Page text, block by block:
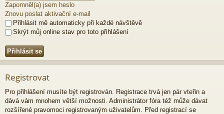
Zapomněl(a) jsem heslo
Znovu poslat aktivační e-mail
Přihlásit mě automaticky při každé návštěvě
Skrýt můj online stav pro toto přihlášení
Registrovat
Pro přihlášení musíte být registrován. Registrace trvá jen pár vteřin a
dává vám mnohem větší možnosti. Administrátor fóra též může dávat
rozšířené pravomoci registrovaným uživatelům. Před registrací se